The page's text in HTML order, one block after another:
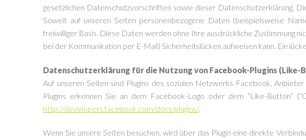
gesetzlichen Datenschutzvorschriften sowie dieser Datenschutzerklärung.
Soweit auf unseren Seiten personenbezogene Daten (beispielsweise
freiwilliger Basis. Diese Daten werden ohne Ihre ausdrückliche Zustimmung
bei der Kommunikation per E-Mail) Sicherheitslücken aufweisen kann. Ein
Datenschutzerklärung für die Nutzung von Facebook-Plugins (Like-
Auf unseren Seiten sind Plugins des sozialen Netzwerks Facebook,
Plugins erkennen Sie an dem Facebook-Logo oder dem “Like-Button”
http://developers.facebook.com/docs/plugins/.
Wenn Sie unsere Seiten besuchen, wird über das Plugin eine direkte